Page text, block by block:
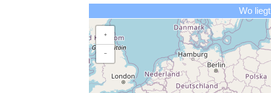
Wo
+
−